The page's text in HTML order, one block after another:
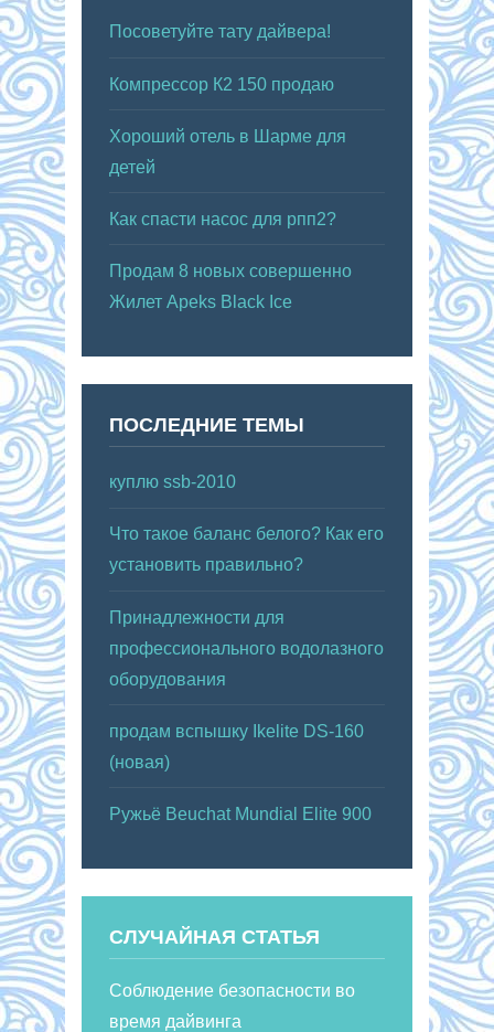
Посоветуйте тату дайвера!
Компрессор К2 150 продаю
Хороший отель в Шарме для
детей
Как спасти насос для рпп2?
Продам 8 новых совершенно
Жилет Apeks Black Ice
ПОСЛЕДНИЕ ТЕМЫ
куплю ssb-2010
Что такое баланс белого? Как его
установить правильно?
Принадлежности для
профессионального водолазного
оборудования
продам вспышку Ikelite DS-160
(новая)
Ружьё Beuchat Mundial Elite 900
СЛУЧАЙНАЯ СТАТЬЯ
Соблюдение безопасности во
время дайвинга